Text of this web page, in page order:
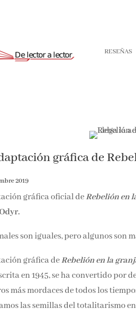
RESEÑAS
gráfica de
2019
gráfica oficial deRebelión en
son iguales, pero algunos son
gráfica deRebelión en la
en 1945, se ha convertido por
más mordaces de todos los
las semillas del totalitarismo